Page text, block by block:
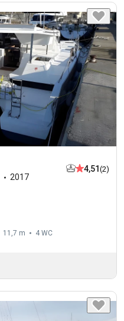
2017
4,51 (2)
11,7 m 4 WC